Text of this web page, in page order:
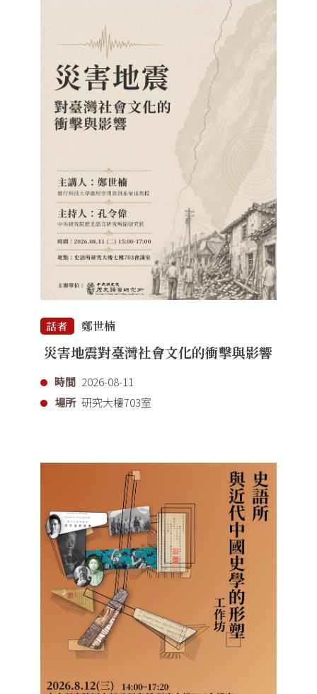
話者 鄭世楠
災害地震對臺灣社會文化的衝擊與影響
時間 2026-08-11
場所 研究大樓703室